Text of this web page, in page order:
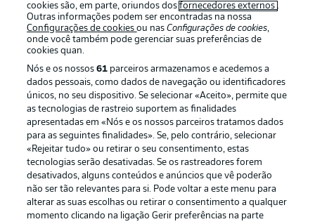
Login
Football as it’s meant to be
APLICATIVO DA BUNDESLIGA
cookies são, em parte, oriundos dosfornecedores externos .
Outras informações podem ser encontradas na nossa
Configurações de cookiesou nasConfigurações de cookies,
onde você também pode gerenciar suas preferências de
cookies quan.
Nós e os nossos61 parceiros armazenamos e acedemos a
dados pessoais, como dados de navegação ou identificadores
únicos, no seu dispositivo. Se selecionar «Aceito», permite que
as tecnologias de rastreio suportem as finalidades
apresentadas em «Nós e os nossos parceiros tratamos dados
para as seguintes finalidades». Se, pelo contrário, selecionar
«Rejeitar tudo» ou retirar o seu consentimento, estas
tecnologias serão desativadas. Se os rastreadores forem
desativados, alguns conteúdos e anúncios que vê poderão
não ser tão relevantes para si. Pode voltar a este menu para
alterar as suas escolhas ou retirar o consentimento a qualquer
momento clicando na ligação Gerir preferências na parte